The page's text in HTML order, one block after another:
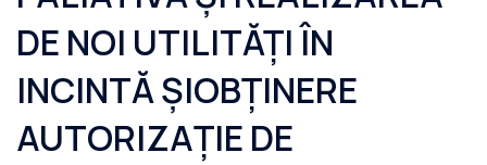
DE NOI UTILITĂȚI ÎN
INCINTĂ ȘIOBȚINERE
AUTORIZAȚIE DE